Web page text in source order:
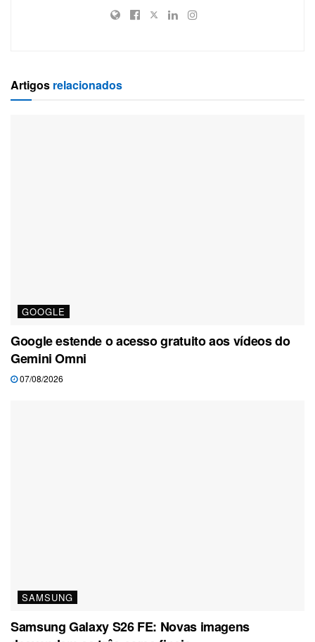
Artigos relacionados
GOOGLE
Google estende o acesso gratuito aos vídeos do
Gemini Omni
07/08/2026
SAMSUNG
Samsung Galaxy S26 FE: Novas imagens